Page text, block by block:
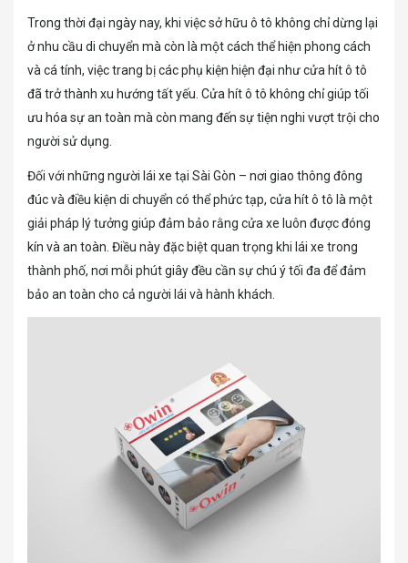
Trong thời đại ngày nay, khi việc sở hữu ô tô không chỉ dừng lại
ở nhu cầu di chuyển mà còn là một cách thể hiện phong cách
và cá tính, việc trang bị các phụ kiện hiện đại như cửa hít ô tô
đã trở thành xu hướng tất yếu. Cửa hít ô tô không chỉ giúp tối
ưu hóa sự an toàn mà còn mang đến sự tiện nghi vượt trội cho
người sử dụng.
Đối với những người lái xe tại Sài Gòn – nơi giao thông đông
đúc và điều kiện di chuyển có thể phức tạp, cửa hít ô tô là một
giải pháp lý tưởng giúp đảm bảo rằng cửa xe luôn được đóng
kín và an toàn. Điều này đặc biệt quan trọng khi lái xe trong
thành phố, nơi mỗi phút giây đều cần sự chú ý tối đa để đảm
bảo an toàn cho cả người lái và hành khách.